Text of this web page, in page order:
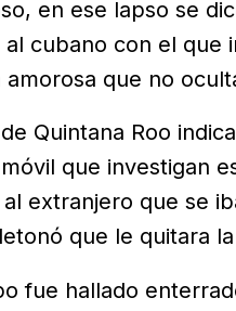
en ese lapso se
al cubano con el que
amorosa que no
Quintana Roo
que investigan
extranjero que se
que le quitara
fue hallado